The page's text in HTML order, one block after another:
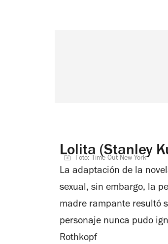
Lolita (Stanley
Foto: Time Out New York
La adaptación de la
sexual, sin embargo, la
madre rampante resultó
personaje nunca pudo
Rothkopf